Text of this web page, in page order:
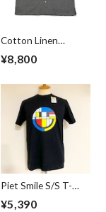
Cotton Linen
Chambray Open
Collar Shirts Black
¥8,800
Piet Smile S/S T-
shirts Black
¥5,390